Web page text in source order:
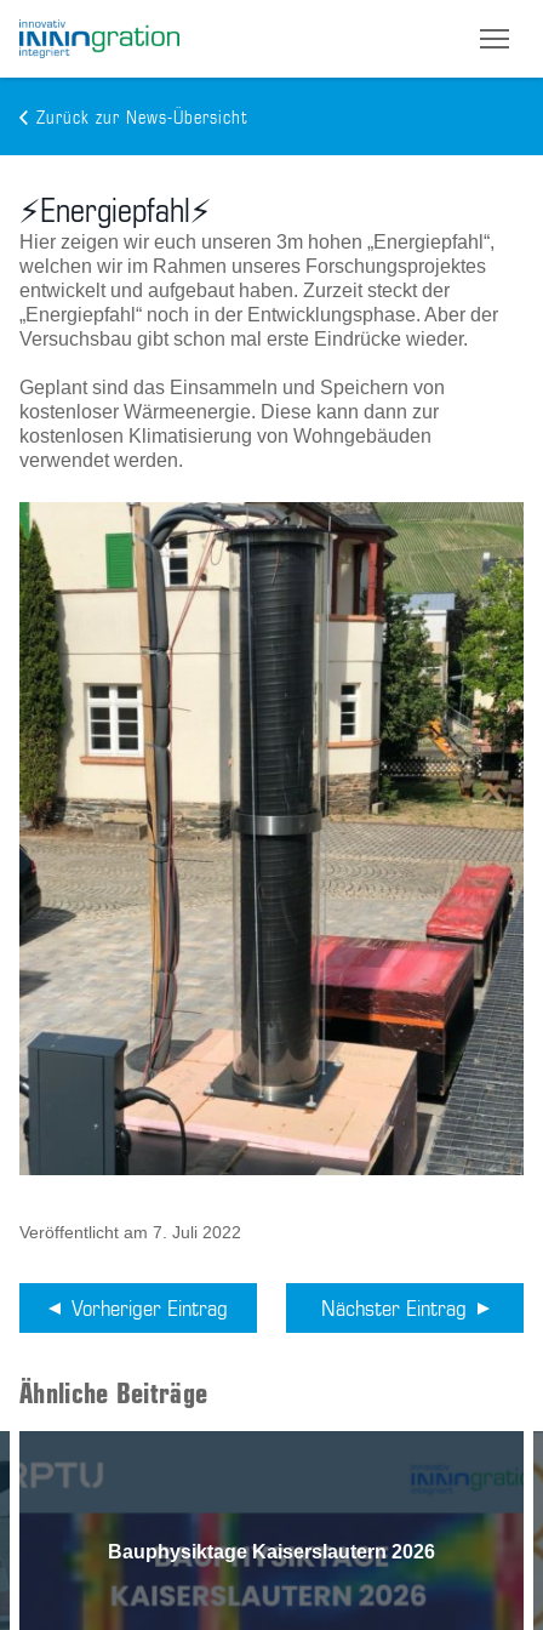
main
content
Zurück zur News-Übersicht
⚡Energiepfahl⚡
Hier zeigen wir euch unseren 3m hohen „Energiepfahl“,
welchen wir im Rahmen unseres Forschungsprojektes
entwickelt und aufgebaut haben. Zurzeit steckt der
„Energiepfahl“ noch in der Entwicklungsphase. Aber der
Versuchsbau gibt schon mal erste Eindrücke wieder.
Geplant sind das Einsammeln und Speichern von
kostenloser Wärmeenergie. Diese kann dann zur
kostenlosen Klimatisierung von Wohngebäuden
verwendet werden.
Veröffentlicht am 7. Juli 2022
Vorheriger Eintrag Nächster Eintrag
Ähnliche Beiträge
Bauphysiktage Kaiserslautern 2026